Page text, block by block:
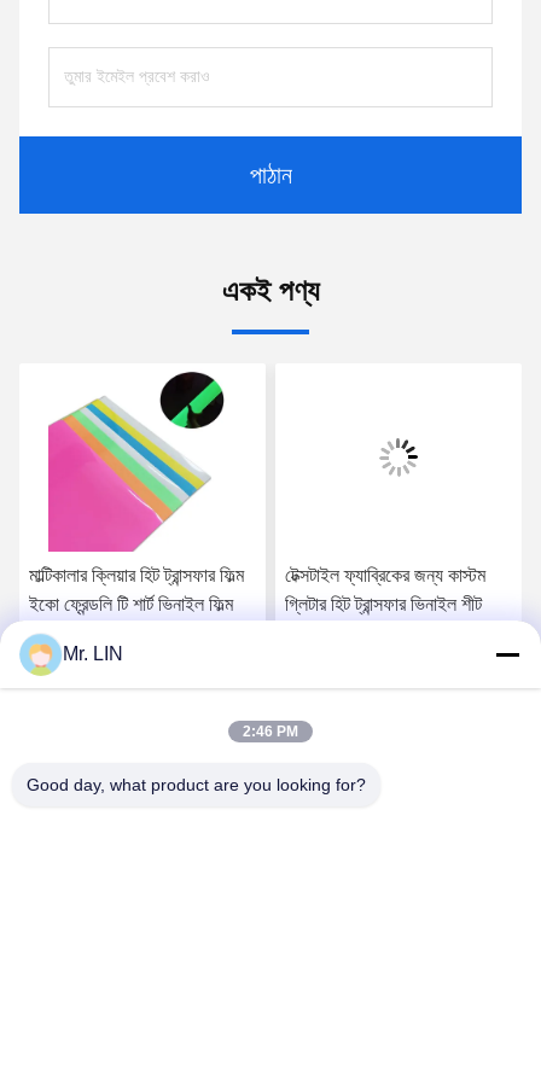
পাঠান
একই পণ্য
মাল্টিকালার ক্লিয়ার হিট ট্রান্সফার ফিল্ম
ইকো ফ্রেন্ডলি টি শার্ট ভিনাইল ফিল্ম
সেরা মূল্য পান
টেক্সটাইল ফ্যাব্রিকের জন্য কাস্টম
গ্লিটার হিট ট্রান্সফার ভিনাইল শীট
সেরা মূল্য পান
Mr. LIN
2:46 PM
Good day, what product are you looking for?